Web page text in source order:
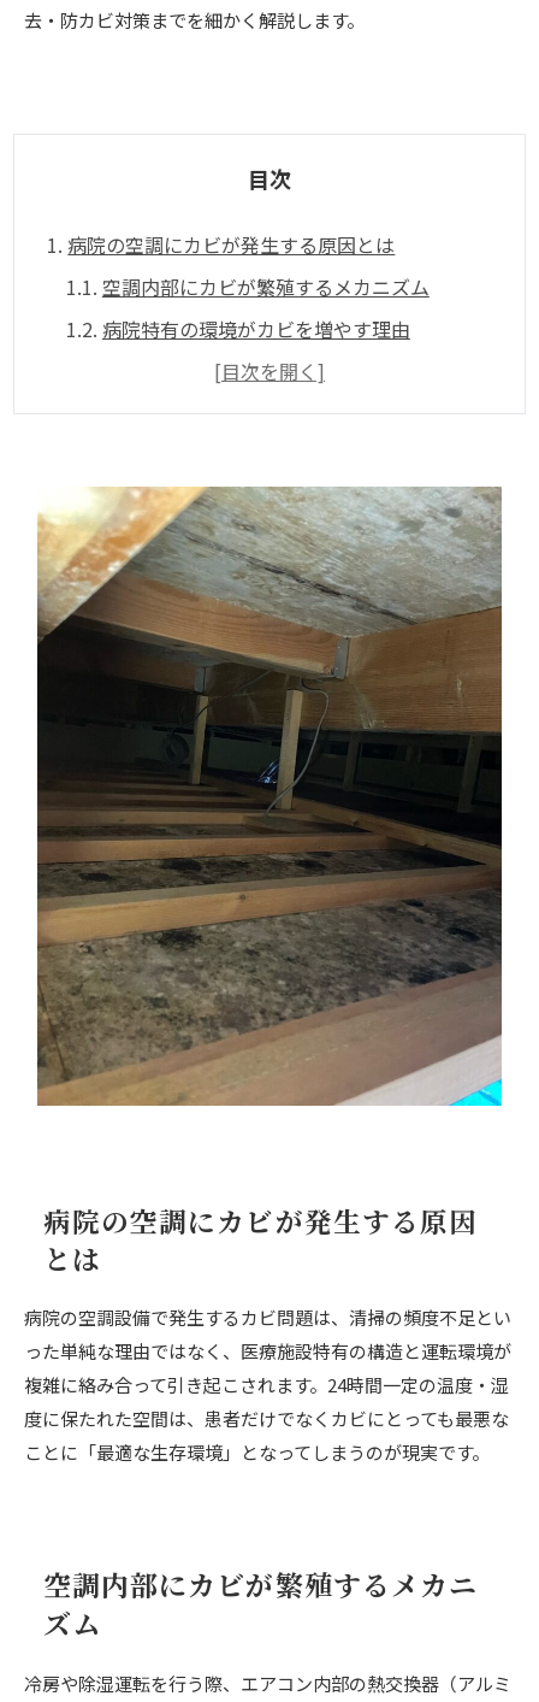
去・防カビ対策までを細かく解説します。
目次
1.病院の空調にカビが発生する原因とは
1.1. 空調内部にカビが繁殖するメカニズム
1.2. 病院特有の環境がカビを増やす理由
病院空調のカビがもたらすリスク
2.1.患者・医療従事者への健康被害
見落とされがちな空調カビの発生箇所
3.1.エアコン内部・ダクト・フィルターの盲点
3.2.天井裏・機械室など見えない場所の危険性
4.病院における正しいカビ対策の考え方
表面清掃では解決しない理由
菌そのものへのアプローチの重要性
エビデンスに基づくカビ調査と診断
5.1.含水率測定で原因を特定する
5.2.真菌検査による科学的なリスク把握
6.病院空調のカビ除去方法と最新技術
6.1.建材を傷めないMIST工法®とは
6.2.従来工法との違いと効果
7.再発を防ぐための空調カビ対策
7.1.防カビ処理と環境改善のポイント
7.2.
湿度・換気・メンテナンスの最適化
8.2. 医療施設に適したリノベーション対応
9. 病院・クリニックでの施工事例と効果
9.2.空調改善後の環境変化とメリット
10.失敗しない業者選びのポイント
10.1.科学的根拠のある施工かどうか
10.2.ワンストップ対応の重要性
[目次を開く]
病院の空調にカビが発生する原因
とは
病院の空調設備で発生するカビ問題は、清掃の頻度不足とい
った単純な理由ではなく、医療施設特有の構造と運転環境が
複雑に絡み合って引き起こされます。24時間一定の温度・湿
度に保たれた空間は、患者だけでなくカビにとっても最悪な
ことに「最適な生存環境」となってしまうのが現実です。
空調内部にカビが繁殖するメカニ
ズム
冷房や除湿運転を行う際、エアコン内部の熱交換器（アルミ